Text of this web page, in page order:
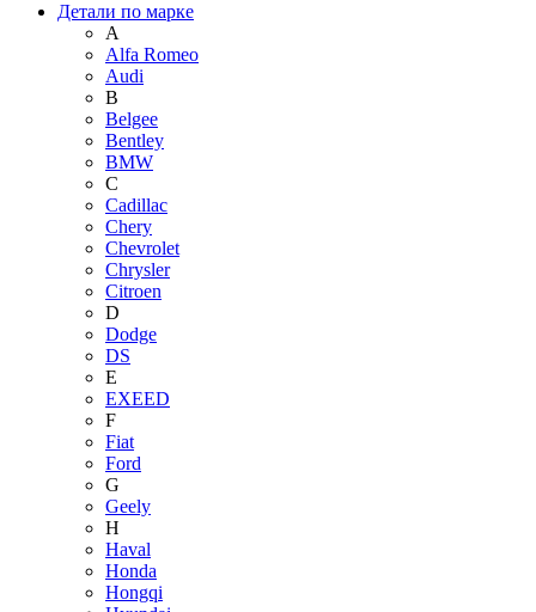
Детали по марке
A
Alfa Romeo
Audi
B
Belgee
Bentley
BMW
C
Cadillac
Chery
Chevrolet
Chrysler
Citroen
D
Dodge
DS
E
EXEED
F
Fiat
Ford
G
Geely
H
Haval
Honda
Hongqi